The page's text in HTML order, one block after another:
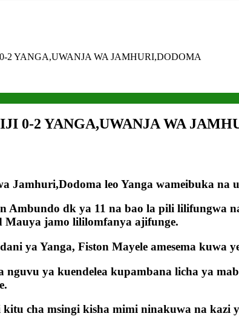
2 YANGA,UWANJA WA JAMHURI,DODOMA
0-2 YANGA,UWANJA WA
Jamhuri,Dodoma leo Yanga wameibuka na
Ambundo dk ya 11 na bao la pili lilifungwa
Mauya jamo lililomfanya ajifunge.
ya Yanga, Fiston Mayele amesema
ya kuendelea kupambana licha ya
cha msingi kisha mimi ninakuwa na kazi